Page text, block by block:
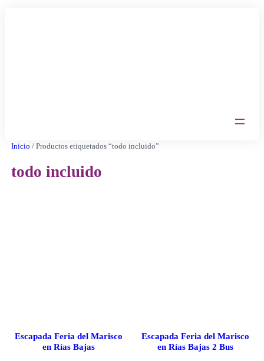
Inicio / Productos etiquetados “todo incluido”
todo incluido
Escapada Feria del Marisco
en Rías Bajas
Escapada Feria del Marisco
en Rías Bajas 2 Bus